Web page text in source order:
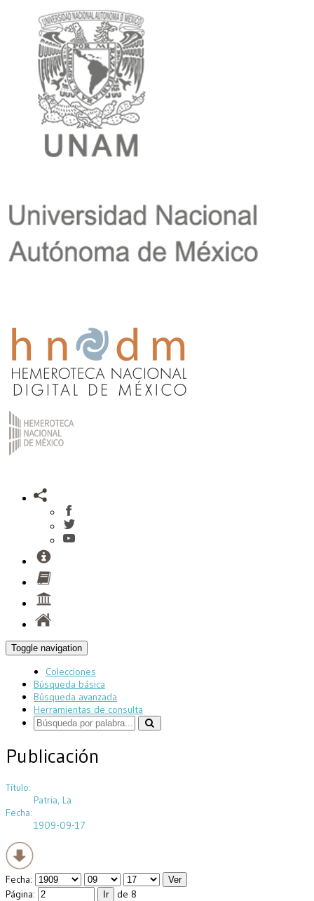
Toggle navigation
Colecciones
Búsqueda básica
Búsqueda avanzada
Herramientas de consulta
Publicación
Título:
Patria, La
Fecha:
1909-09-17
Fecha:
Página:
de 8